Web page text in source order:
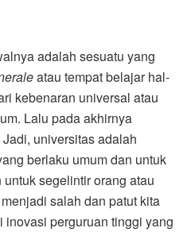
adalah sesuatu yang
atau tempat belajar hal-
kebenaran universal atau
Lalu pada akhirnya
universitas adalah
berlaku umum dan untuk
segelintir orang atau
salah dan patut kita
perguruan tinggi yang